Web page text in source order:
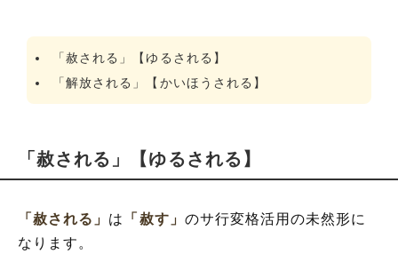
「赦される」【ゆるされる】
「解放される」【かいほうされる】
「赦される」【ゆるされる】
「赦される」 は 「赦す」 のサ行変格活用の未然形に
なります。